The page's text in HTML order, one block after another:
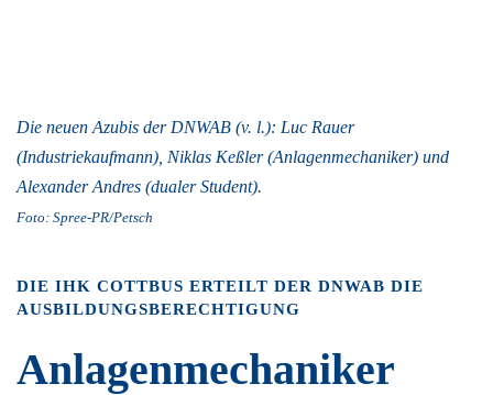
Die neuen Azubis der DNWAB (v. l.): Luc Rauer
(Industriekaufmann), Niklas Keßler (Anlagenmechaniker) und
Alexander Andres (dualer Student).
Foto: Spree-PR/Petsch
DIE IHK COTTBUS ERTEILT DER DNWAB DIE
AUSBILDUNGSBERECHTIGUNG
Anlagen­mechaniker